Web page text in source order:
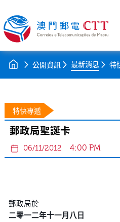
公開資訊 最新消息 特
特快專遞
郵政局聖誕卡
06/11/2012 4:00 PM
郵政局於
二零一二年十一月八日